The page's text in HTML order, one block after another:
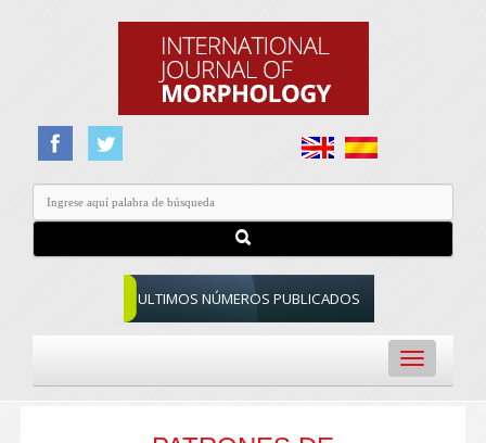
ULTIMOS NÚMEROS PUBLICADOS
Toggle
navigation